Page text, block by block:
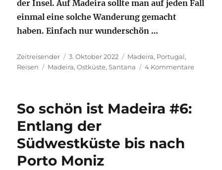
der Insel. Auf Madeira sollte man auf jeden Fall
einmal eine solche Wanderung gemacht
haben. Einfach nur wunderschön …
Autor
Zeitreisender
Veröffentlicht
am
3. Oktober 2022 Kategorien
Madeira, Portugal,
Reisen
Schlagwörter
Madeira,Ostküste,Santana 4 Kommentarezu
So schön ist Madeira #6:
Entlang der
Südwestküste bis nach
Porto Moniz